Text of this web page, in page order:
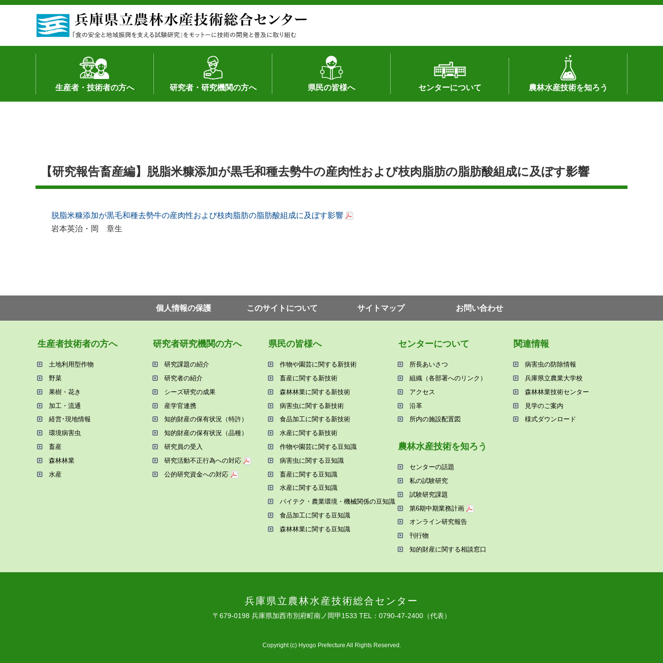
生産者・技術者の方へ
土地利用型作物
野菜
果樹・花き
加工・流通
経営･現地情報
環境病害虫
畜産
森林林業
水産
基幹種雄牛の紹介
研究者・研究機関の方へ
研究者の紹介
シーズ研究の成果
産学官連携
知的財産の保有状況（特許）
知的財産の保有状況（品種）
研究員の受入
研究活動不正行為への対応
公的研究資金への対応
県民の皆様へ
作物や園芸に関する新技術
畜産に関する新技術
森林林業に関する新技術
病害虫に関する新技術
食品加工に関する新技術
水産に関する新技術
作物や園芸に関する豆知識
病害虫に関する豆知識
畜産に関する豆知識
水産に関する豆知識
バイテク・農業環境・機械関係
食品加工に関する豆知識
森林林業に関する豆知識
センターについて
所長あいさつ
組織（各部署へのリンク）
アクセス
沿革
所内の施設配置図
農林水産技術を知ろう
センターの話題
私の試験研究
試験研究課題
第6期中期業務計画
オンライン研究報告
刊行物
知的財産に関する相談窓口
【研究報告畜産編】脱脂米糠添加が黒毛和種去勢牛の産肉性および枝肉脂肪の脂肪酸組成に及ぼす影響
脱脂米糠添加が黒毛和種去勢牛の産肉性および枝肉脂肪の脂肪酸組成に及ぼす影響
岩本英治・岡 章生
個⼈情報の保護 このサイトについて サイトマップ お問い合わせ
⽣産者技術者の⽅へ
⼟地利⽤型作物
野菜
果樹・花き
加⼯・流通
経営･現地情報
環境病害⾍
畜産
森林林業
⽔産
研究者研究機関の⽅へ
研究課題の紹介
研究者の紹介
シーズ研究の成果
産学官連携
知的財産の保有状況（特許）
知的財産の保有状況（品種）
研究員の受⼊
研究活動不正⾏為への対応
公的研究資金への対応
県⺠の皆様へ
作物や園芸に関する新技術
畜産に関する新技術
森林林業に関する新技術
病害⾍に関する新技術
⾷品加⼯に関する新技術
⽔産に関する新技術
作物や園芸に関する⾖知識
病害⾍に関する⾖知識
畜産に関する⾖知識
⽔産に関する⾖知識
バイテク・農業環境・機械関係の⾖知識
⾷品加⼯に関する⾖知識
森林林業に関する⾖知識
センターについて
所⻑あいさつ
組織（各部署へのリンク）
アクセス
沿⾰
所内の施設配置図
農林⽔産技術を知ろう
センターの話題
私の試験研究
試験研究課題
第6期中期業務計画
オンライン研究報告
刊⾏物
知的財産に関する相談窓⼝
関連情報
病害⾍の防除情報
兵庫県⽴農業⼤学校
森林林業技術センター
⾒学のご案内
様式ダウンロード
兵庫県⽴農林⽔産技術総合センター
〒679-0198 兵庫県加⻄市別府町南ノ岡甲1533 TEL：0790-47-2400（代表）
Copyright (c) Hyogo Prefecture All Rights Reserved.